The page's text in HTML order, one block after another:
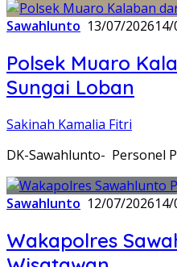
Sawahlunto 13/07/2026
Polsek Muaro
Sungai Loban
Sakinah Kamalia Fitri
DK-Sawahlunto- Personel
Sawahlunto 12/07/2026
Wakapolres